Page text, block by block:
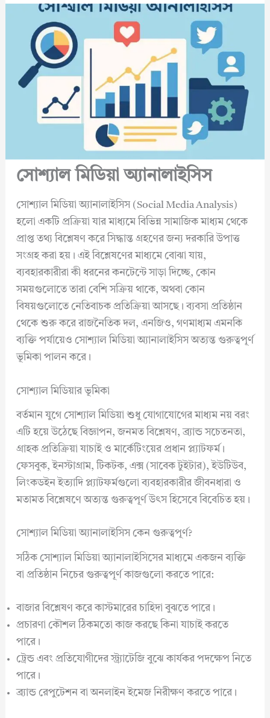
সোশ্যাল মিডিয়া অ্যানালাইসিস
সোশ্যাল মিডিয়া অ্যানালাইসিস (Social Media Analysis)
হলো একটি প্রক্রিয়া যার মাধ্যমে বিভিন্ন সামাজিক মাধ্যম থেকে
প্রাপ্ত তথ্য বিশ্লেষণ করে সিদ্ধান্ত গ্রহণের জন্য দরকারি উপাত্ত
সংগ্রহ করা হয়। এই বিশ্লেষণের মাধ্যমে বোঝা যায়,
ব্যবহারকারীরা কী ধরনের কনটেন্টে সাড়া দিচ্ছে, কোন
সময়গুলোতে তারা বেশি সক্রিয় থাকে, অথবা কোন
বিষয়গুলোতে নেতিবাচক প্রতিক্রিয়া আসছে। ব্যবসা প্রতিষ্ঠান
থেকে শুরু করে রাজনৈতিক দল, এনজিও, গণমাধ্যম এমনকি
ব্যক্তি পর্যায়েও সোশ্যাল মিডিয়া অ্যানালাইসিস অত্যন্ত গুরুত্বপূর্ণ
ভূমিকা পালন করে।
সোশ্যাল মিডিয়ার ভূমিকা
বর্তমান যুগে সোশ্যাল মিডিয়া শুধু যোগাযোগের মাধ্যম নয় বরং
এটি হয়ে উঠেছে বিজ্ঞাপন, জনমত বিশ্লেষণ, ব্র্যান্ড সচেতনতা,
গ্রাহক প্রতিক্রিয়া যাচাই ও মার্কেটিংয়ের প্রধান প্ল্যাটফর্ম।
ফেসবুক, ইনস্টাগ্রাম, টিকটক, এক্স (সাবেক টুইটার), ইউটিউব,
লিংকডইন ইত্যাদি প্ল্যাটফর্মগুলো ব্যবহারকারীর জীবনধারা ও
মতামত বিশ্লেষণে অত্যন্ত গুরুত্বপূর্ণ উৎস হিসেবে বিবেচিত হয়।
সোশ্যাল মিডিয়া অ্যানালাইসিস কেন গুরুত্বপূর্ণ?
সঠিক সোশ্যাল মিডিয়া অ্যানালাইসিসের মাধ্যমে একজন ব্যক্তি
বা প্রতিষ্ঠান নিচের গুরুত্বপূর্ণ কাজগুলো করতে পারে:
বাজার বিশ্লেষণ করে কাস্টমারের চাহিদা বুঝতে পারে।
প্রচারণা কৌশল ঠিকমতো কাজ করছে কিনা যাচাই করতে
পারে।
ট্রেন্ড এবং প্রতিযোগীদের স্ট্র্যাটেজি বুঝে কার্যকর পদক্ষেপ নিতে
পারে।
ব্র্যান্ড রেপুটেশন বা অনলাইন ইমেজ নিরীক্ষণ করতে পারে।